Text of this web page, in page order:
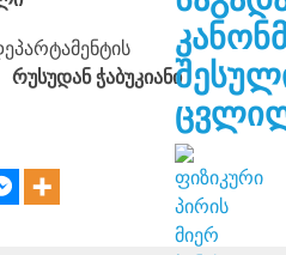
რუსუდან ჭაბუკიანი